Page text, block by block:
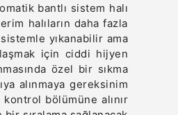
bantlı sistem halı
halıların daha fazla
yıkanabilir ama
için ciddi hijyen
özel bir sıkma
alınmaya gereksinim
bölümüne alınır